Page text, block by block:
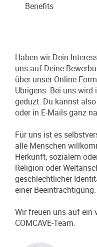
Benefits
Haben wir Dein
uns auf Deine
über unser Online-
Übrigens: Bei uns
geduzt. Du kannst
oder in E-Mails ganz
Für uns ist es
alle Menschen
Herkunft, sozialem
Religion oder
geschlechtlicher
einer Beeinträchtigung.
Wir freuen uns auf ein
COMCAVE-Team.